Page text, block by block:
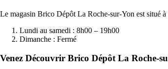
Le magasin Brico Dépôt La Roche-sur-Yon est situé
Lundi au samedi : 8h00 – 19h00
Dimanche : Fermé
Venez Découvrir Brico Dépôt La Roche-